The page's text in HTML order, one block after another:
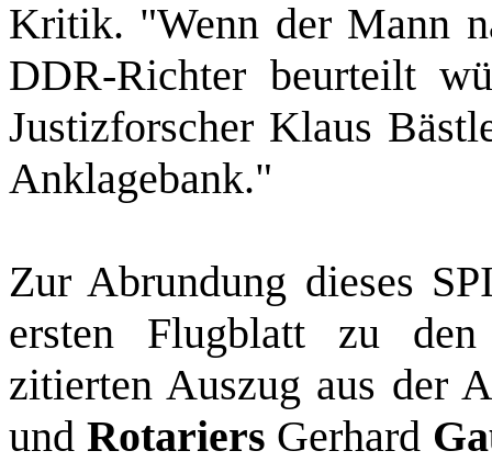
Kritik. "Wenn der Mann
DDR‑Richter beurteilt
Justizforscher Klaus
Anklagebank."
Zur Abrundung dieses
ersten Flugblatt zu
zitierten Auszug aus der
und Rotariers Gerhard